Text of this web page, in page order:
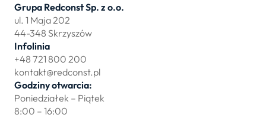
Grupa Redconst Sp. z o.o.
ul. 1 Maja 202
44-348 Skrzyszów
Infolinia
+48 721 800 200
kontakt@redconst.pl
Godziny otwarcia:
Poniedziałek – Piątek
8:00 – 16:00